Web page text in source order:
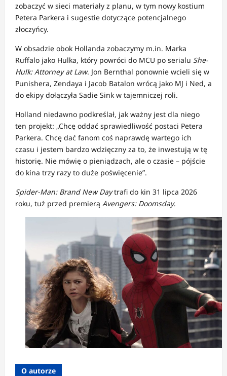
zobaczyć w sieci materiały z planu, w tym nowy kostium
Petera Parkera i sugestie dotyczące potencjalnego
złoczyńcy.
W obsadzie obok Hollanda zobaczymy m.in. Marka
Ruffalo jako Hulka, który powróci do MCU po serialu She-
Hulk: Attorney at Law. Jon Bernthal ponownie wcieli się w
Punishera, Zendaya i Jacob Batalon wrócą jako MJ i Ned, a
do ekipy dołączyła Sadie Sink w tajemniczej roli.
Holland niedawno podkreślał, jak ważny jest dla niego
ten projekt: „Chcę oddać sprawiedliwość postaci Petera
Parkera. Chcę dać fanom coś naprawdę wartego ich
czasu i jestem bardzo wdzięczny za to, że inwestują w tę
historię. Nie mówię o pieniądzach, ale o czasie – pójście
do kina trzy razy to duże poświęcenie”.
Spider-Man: Brand New Daytrafi do kin 31 lipca 2026
roku, tuż przed premierą Avengers: Doomsday.
O autorze